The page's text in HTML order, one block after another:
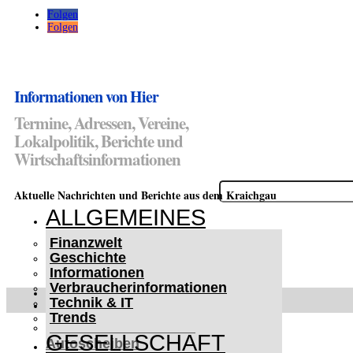
Folgen
Folgen
Informationen von Hier
Termine, Adressen, Vereine,
Lokalpolitik, Berichte und
Wirtschaftsinformationen
Suchen
nach:
Aktuelle Nachrichten und Berichte aus dem Kraichgau
ALLGEMEINES
Finanzwelt
Geschichte
Informationen
Verbraucherinformationen
Technik & IT
Trends
GESELLSCHAFT
WETTERWARNUNGEN
WINTER IM KRAICHGAU
Lifehacks für vereiste
Autoscheiben